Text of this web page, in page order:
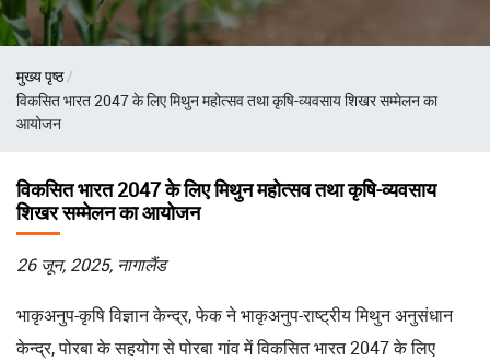
पग
चिन्ह
मुख्य पृष्ठ
विकसित भारत 2047 के लिए मिथुन महोत्सव तथा कृषि-व्यवसाय शिखर सम्मेलन का
आयोजन
विकसित भारत 2047 के लिए मिथुन महोत्सव तथा कृषि-व्यवसाय
शिखर सम्मेलन का आयोजन
26 जून, 2025, नागालैंड
भाकृअनुप-कृषि विज्ञान केन्द्र, फेक ने भाकृअनुप-राष्ट्रीय मिथुन अनुसंधान
केन्द्र, पोरबा के सहयोग से पोरबा गांव में विकसित भारत 2047 के लिए